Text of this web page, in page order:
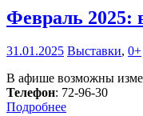
Февраль 2025:
31.01.2025 Выставки, 0+
В афише возможны
Телефон: 72-96-30
Подробнее